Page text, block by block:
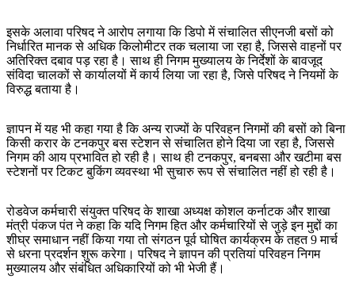
इसके अलावा परिषद ने आरोप लगाया कि डिपो में संचालित सीएनजी बसों को
निर्धारित मानक से अधिक किलोमीटर तक चलाया जा रहा है, जिससे वाहनों पर
अतिरिक्त दबाव पड़ रहा है। साथ ही निगम मुख्यालय के निर्देशों के बावजूद
संविदा चालकों से कार्यालयों में कार्य लिया जा रहा है, जिसे परिषद ने नियमों के
विरुद्ध बताया है।
ज्ञापन में यह भी कहा गया है कि अन्य राज्यों के परिवहन निगमों की बसों को बिना
किसी करार के टनकपुर बस स्टेशन से संचालित होने दिया जा रहा है, जिससे
निगम की आय प्रभावित हो रही है। साथ ही टनकपुर, बनबसा और खटीमा बस
स्टेशनों पर टिकट बुकिंग व्यवस्था भी सुचारु रूप से संचालित नहीं हो रही है।
रोडवेज कर्मचारी संयुक्त परिषद के शाखा अध्यक्ष कोशल कर्नाटक और शाखा
मंत्री पंकज पंत ने कहा कि यदि निगम हित और कर्मचारियों से जुड़े इन मुद्दों का
शीघ्र समाधान नहीं किया गया तो संगठन पूर्व घोषित कार्यक्रम के तहत 9 मार्च
से धरना प्रदर्शन शुरू करेगा। परिषद ने ज्ञापन की प्रतियां परिवहन निगम
मुख्यालय और संबंधित अधिकारियों को भी भेजी हैं।